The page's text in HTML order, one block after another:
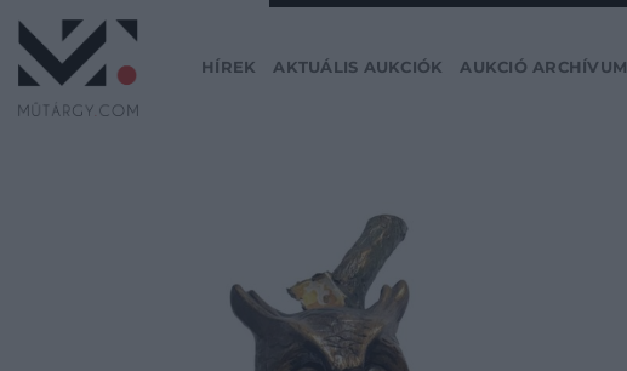
HÍREK AKTUÁLIS AUKCIÓK AUKCIÓ ARCHÍVUM